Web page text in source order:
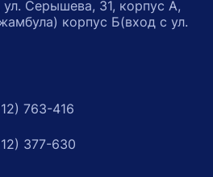
Серышева, 31, корпус А,
корпус Б(вход с ул.
763-416
377-630